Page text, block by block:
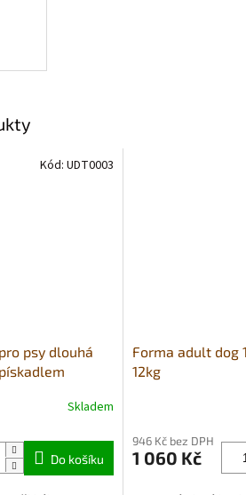
psy dlouhá
Skladem
Do košíku
Kód: UDT0003
Forma adult dog
12kg
produktu
je
946 Kč bez DPH
1 060 Kč